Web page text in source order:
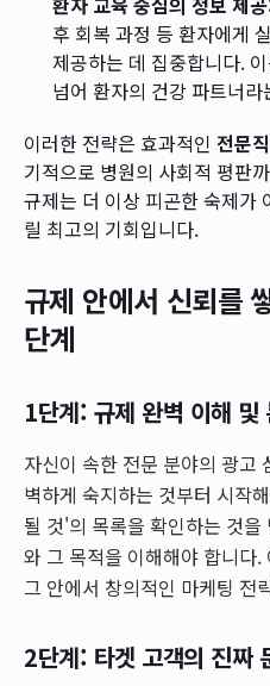
후 회복 과정 등 환자에게
제공하는 데 집중합니다.
넘어 환자의 건강 파트너
이러한 전략은 효과적인 전문
기적으로 병원의 사회적 평판
규제는 더 이상 피곤한 숙제가
릴 최고의 기회입니다.
규제 안에서 신뢰를
단계
1단계: 규제 완벽 이해 및
자신이 속한 전문 분야의 광고
벽하게 숙지하는 것부터 시작
될 것'의 목록을 확인하는 것
와 그 목적을 이해해야 합니다
그 안에서 창의적인 마케팅 전
2단계: 타겟 고객의 진짜